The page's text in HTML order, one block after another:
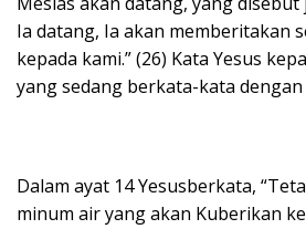
Ia datang, Ia akan memberitakan
kepada kami.” (26) Kata Yesus
yang sedang berkata-kata dengan
Dalam ayat 14 Yesusberkata,
minum air yang akan Kuberikan